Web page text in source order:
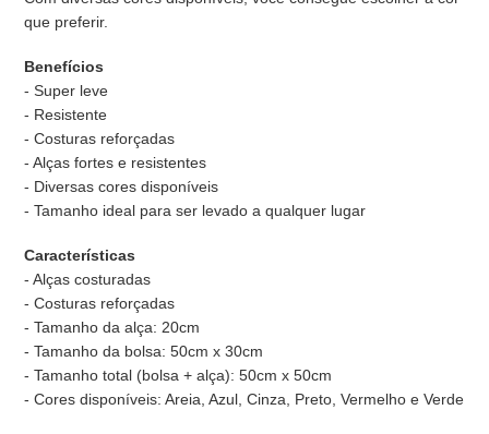
que preferir.
Benefícios
- Super leve
- Resistente
- Costuras reforçadas
- Alças fortes e resistentes
- Diversas cores disponíveis
- Tamanho ideal para ser levado a qualquer lugar
Características
- Alças costuradas
- Costuras reforçadas
- Tamanho da alça: 20cm
- Tamanho da bolsa: 50cm x 30cm
- Tamanho total (bolsa + alça): 50cm x 50cm
- Cores disponíveis: Areia, Azul, Cinza, Preto, Vermelho e Verde